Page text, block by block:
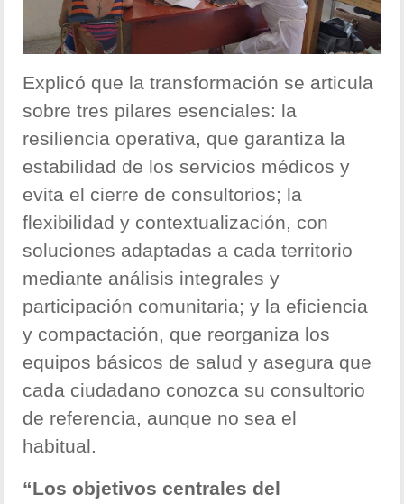
Explicó que la transformación se articula
sobre tres pilares esenciales: la
resiliencia operativa, que garantiza la
estabilidad de los servicios médicos y
evita el cierre de consultorios; la
flexibilidad y contextualización, con
soluciones adaptadas a cada territorio
mediante análisis integrales y
participación comunitaria; y la eficiencia
y compactación, que reorganiza los
equipos básicos de salud y asegura que
cada ciudadano conozca su consultorio
de referencia, aunque no sea el
habitual.
“Los objetivos centrales del